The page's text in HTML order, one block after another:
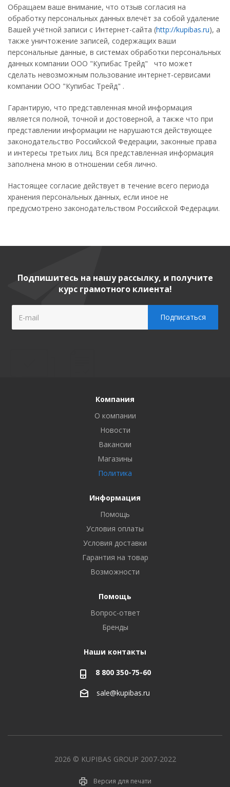
Обращаем ваше внимание, что отзыв согласия на
обработку персональных данных влечёт за собой удаление
Вашей учётной записи с Интернет-сайта (http://kupibas.ru), а
также уничтожение записей, содержащих ваши
персональные данные, в системах обработки персональных
данных компании ООО "Купибас Трейд" что может
сделать невозможным пользование интернет-сервисами
компании ООО "Купибас Трейд" .
Гарантирую, что представленная мной информация
является полной, точной и достоверной, а также что при
представлении информации не нарушаются действующее
законодательство Российской Федерации, законные права
и интересы третьих лиц. Вся представленная информация
заполнена мною в отношении себя лично.
Настоящее согласие действует в течение всего периода
хранения персональных данных, если иное не
предусмотрено законодательством Российской Федерации.
Подпишитесь на нашу рассылку, и получите
курс грамотного клиента!
Компания
О компании
Новости
Вакансии
Магазины
Политика
Информация
Помощь
Условия оплаты
Условия доставки
Гарантия на товар
Возможности
Помощь
Вопрос-ответ
Бренды
Наши контакты
8 800 350-75-60
sale@kupibas.ru
2026 © KUPIBAS GROUP 2007-2022
Версия для печати